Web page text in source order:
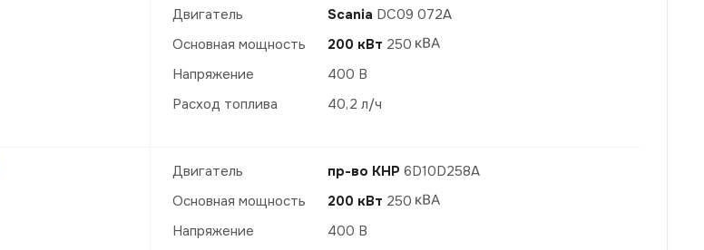
Двигатель Scania DC09 072A
Основная мощность
200 кВт 250
Напряжение
400 В
Расход топлива
40,2 л/ч
Двигатель пр-во КНР 6D10D258A
Основная мощность
200 кВт 250
Напряжение
400 В